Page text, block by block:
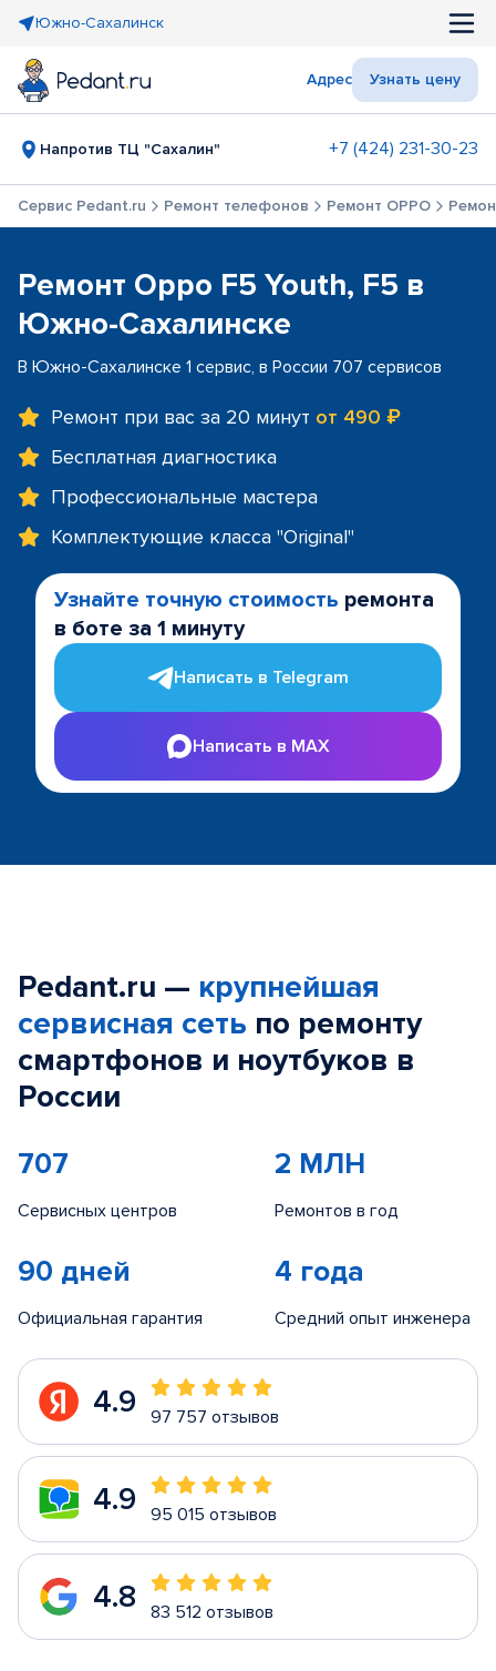
Южно-Сахалинск
Адрес Узнать цену
Напротив ТЦ "Сахалин" +7 (424) 231-30-23
Сервис Pedant.ru Ремонт телефонов Ремонт OPPO
Ремонт Oppo F5 Youth, F5 в
Южно-Сахалинске
В Южно-Сахалинске 1 сервис, в России 707 сервисов
Ремонт при вас за 20 минут от 490 ₽
Бесплатная диагностика
Профессиональные мастера
Комплектующие класса "Original"
Узнайте точную стоимость ремонта
в боте за 1 минуту
Написать в Telegram
Написать в MAX
Pedant.ru — крупнейшая
сервисная сеть по ремонту
смартфонов и ноутбуков в
России
707
Сервисных центров
2 МЛН
Ремонтов в год
90 дней
Официальная гарантия
4 года
Средний опыт инженера
4.9 97 757 отзывов
4.9 95 015 отзывов
4.8 83 512 отзывов